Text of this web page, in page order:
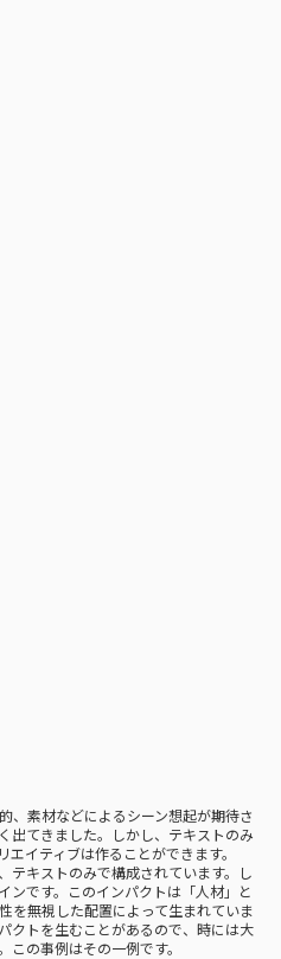
、素材などによるシーン想起が期待さ
出てきました。しかし、テキストのみ
イティブは作ることができます。
テキストのみで構成されています。し
ンです。このインパクトは「人材」と
を無視した配置によって生まれていま
クトを生むことがあるので、時には大
の事例はその一例です。